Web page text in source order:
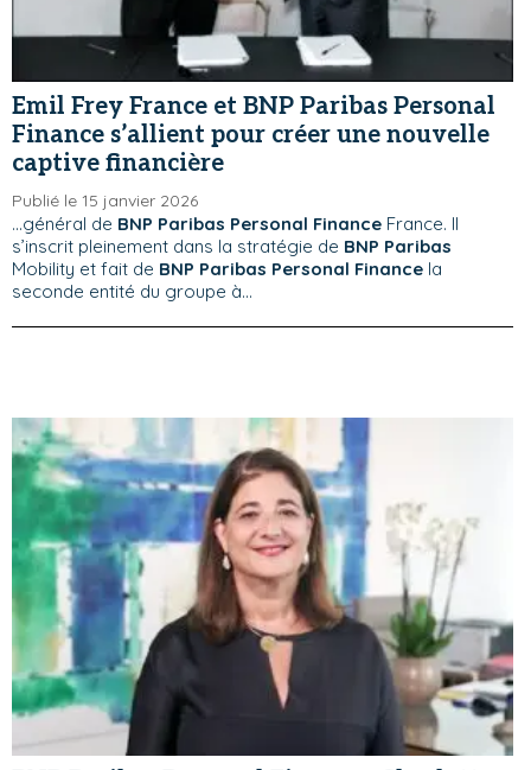
Emil Frey France et BNP Paribas Personal
Finance s’allient pour créer une nouvelle
captive financière
Publié le 15 janvier 2026
...général de BNP Paribas Personal Finance France. Il
s’inscrit pleinement dans la stratégie de BNP Paribas
Mobility et fait de BNP Paribas Personal Finance la
seconde entité du groupe à...